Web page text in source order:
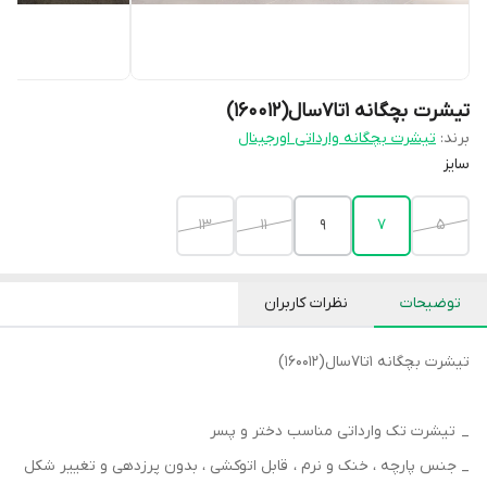
تیشرت‌ بچگانه ۱تا۷سال(160012)
برند: تیشرت بچگانه وارداتی اورجینال
سایز
۵ ۷ ۹ ۱۱ ۱۳
توضیحات نظرات کاربران
تیشرت‌ بچگانه ۱تا۷سال(160012)
_ تیشرت تک وارداتی مناسب دختر و‌ پسر
_ جنس پارچه‌ ، خنک و نرم‌ ، قابل اتوکشی ، بدون پرزدهی و تغییر شکل